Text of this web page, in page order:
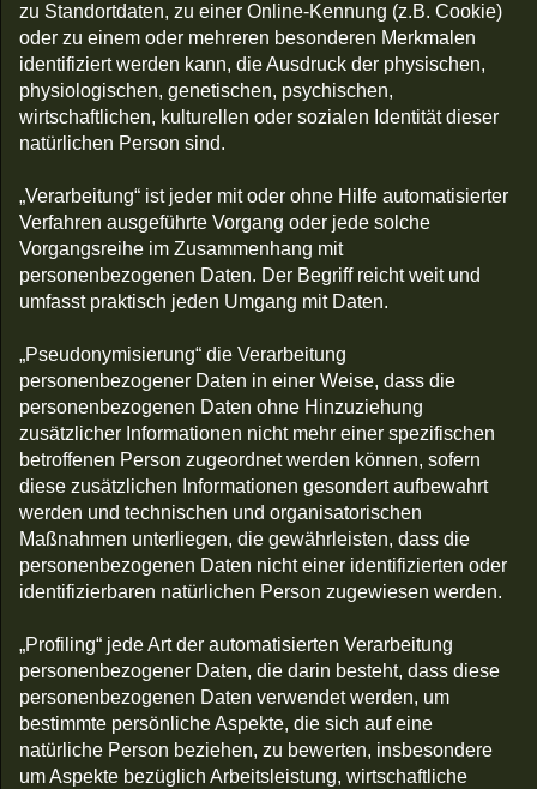
zu Standortdaten, zu einer Online-Kennung (z.B. Cookie)
oder zu einem oder mehreren besonderen Merkmalen
identifiziert werden kann, die Ausdruck der physischen,
physiologischen, genetischen, psychischen,
wirtschaftlichen, kulturellen oder sozialen Identität dieser
natürlichen Person sind.
„Verarbeitung“ ist jeder mit oder ohne Hilfe automatisierter
Verfahren ausgeführte Vorgang oder jede solche
Vorgangsreihe im Zusammenhang mit
personenbezogenen Daten. Der Begriff reicht weit und
umfasst praktisch jeden Umgang mit Daten.
„Pseudonymisierung“ die Verarbeitung
personenbezogener Daten in einer Weise, dass die
personenbezogenen Daten ohne Hinzuziehung
zusätzlicher Informationen nicht mehr einer spezifischen
betroffenen Person zugeordnet werden können, sofern
diese zusätzlichen Informationen gesondert aufbewahrt
werden und technischen und organisatorischen
Maßnahmen unterliegen, die gewährleisten, dass die
personenbezogenen Daten nicht einer identifizierten oder
identifizierbaren natürlichen Person zugewiesen werden.
„Profiling“ jede Art der automatisierten Verarbeitung
personenbezogener Daten, die darin besteht, dass diese
personenbezogenen Daten verwendet werden, um
bestimmte persönliche Aspekte, die sich auf eine
natürliche Person beziehen, zu bewerten, insbesondere
um Aspekte bezüglich Arbeitsleistung, wirtschaftliche